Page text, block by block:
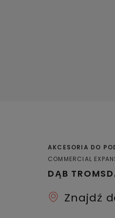
DĄB
AKCESORIA DO
COMMERCIAL
Znajdź